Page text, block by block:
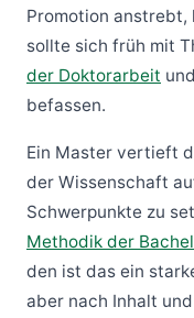
Promotion anstrebt,
sollte sich früh mit
der Doktorarbeit
befassen.
Ein Master vertieft
der Wissenschaft
Schwerpunkte zu
Methodik der
den ist das ein
aber nach Inhalt